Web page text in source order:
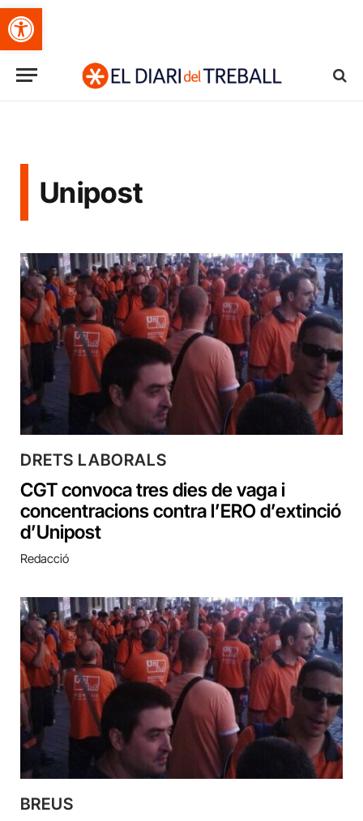
Obre la barra d'eines
Unipost
DRETS LABORALS
CGT convoca tres dies de vaga i
concentracions contra l’ERO d’extinció
d’Unipost
Redacció
BREUS